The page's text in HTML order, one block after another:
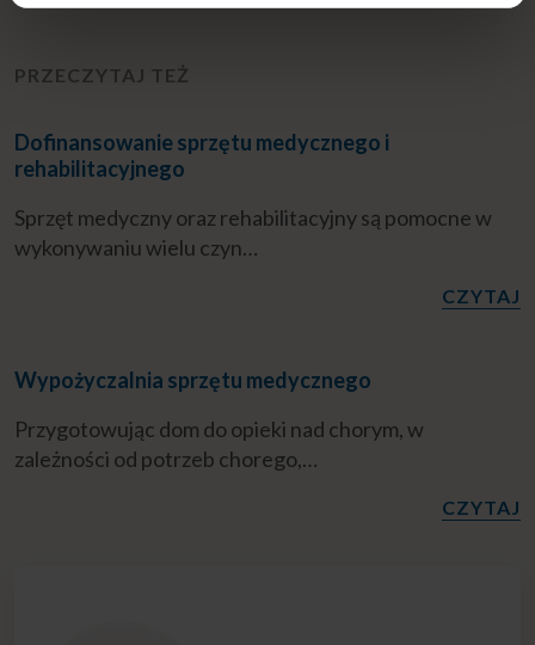
PRZECZYTAJ TEŻ
Dofinansowanie sprzętu medycznego i
rehabilitacyjnego
Sprzęt medyczny oraz rehabilitacyjny są pomocne w
wykonywaniu wielu czyn…
CZYTAJ
Wypożyczalnia sprzętu medycznego
Przygotowując dom do opieki nad chorym, w
zależności od potrzeb chorego,…
CZYTAJ